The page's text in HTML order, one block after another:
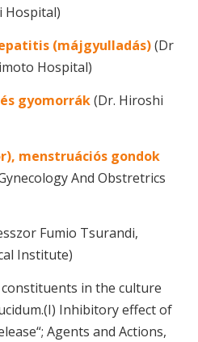
Hospital)
(májgyulladás)(Dr
Hospital)
gyomorrák(Dr. Hiroshi
menstruációs gondok
And Obstretrics
Fumio Tsurandi,
Institute)
constituents in the culture
Inhibitory effect of
Agents and Actions,